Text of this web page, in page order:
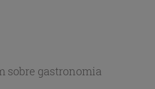
sobre gastronomia